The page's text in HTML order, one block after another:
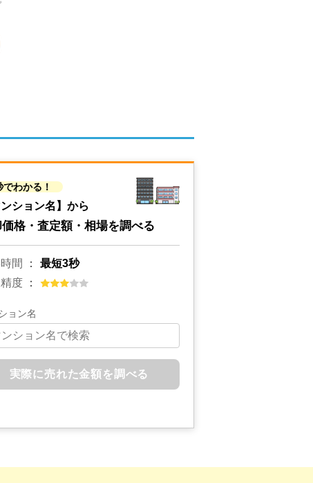
でわかる！
ンション名】から
格・査定額・相場を調べる
間
最短3秒
度
ョン名
実際に売れた金額を調べる